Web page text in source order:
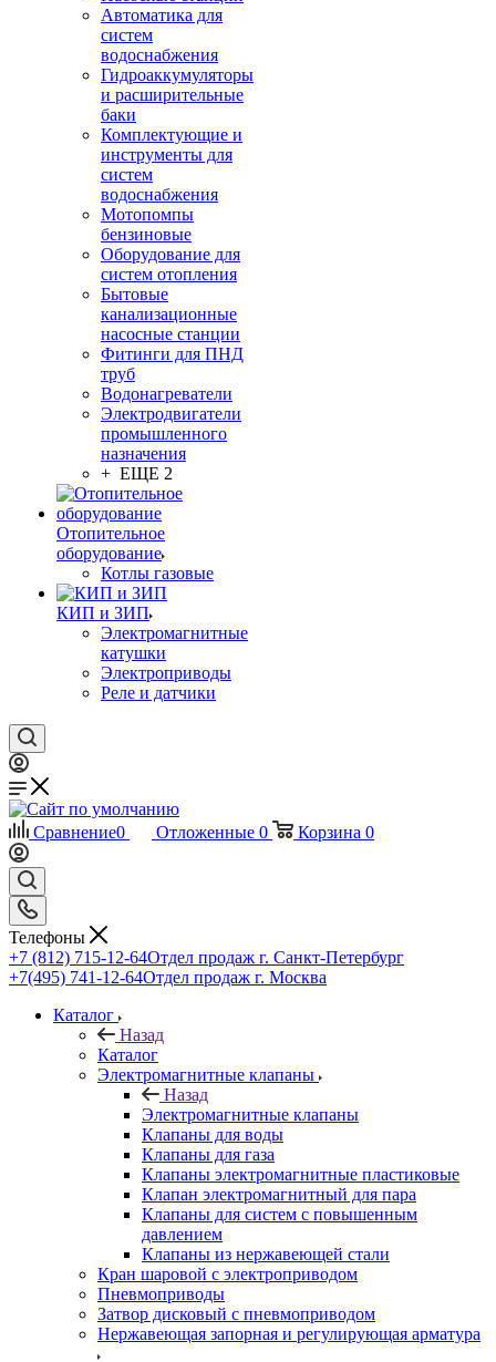
Автоматика для
систем
водоснабжения
Гидроаккумуляторы
и расширительные
баки
Комплектующие и
инструменты для
систем
водоснабжения
Мотопомпы
бензиновые
Оборудование для
систем отопления
Бытовые
канализационные
насосные станции
Фитинги для ПНД
труб
Водонагреватели
Электродвигатели
промышленного
назначения
+ ЕЩЕ 2
Отопительное
оборудование
Котлы газовые
КИП и ЗИП
Электромагнитные
катушки
Электроприводы
Реле и датчики
Сравнение0 Отложенные 0 Корзина 0
Телефоны
+7 (812) 715-12-64Отдел продаж г. Санкт-Петербург
+7(495) 741-12-64Отдел продаж г. Москва
Каталог
Назад
Каталог
Электромагнитные клапаны
Назад
Электромагнитные клапаны
Клапаны для воды
Клапаны для газа
Клапаны электромагнитные пластиковые
Клапан электромагнитный для пара
Клапаны для систем с повышенным
давлением
Клапаны из нержавеющей стали
Кран шаровой с электроприводом
Пневмоприводы
Затвор дисковый с пневмоприводом
Нержавеющая запорная и регулирующая арматура